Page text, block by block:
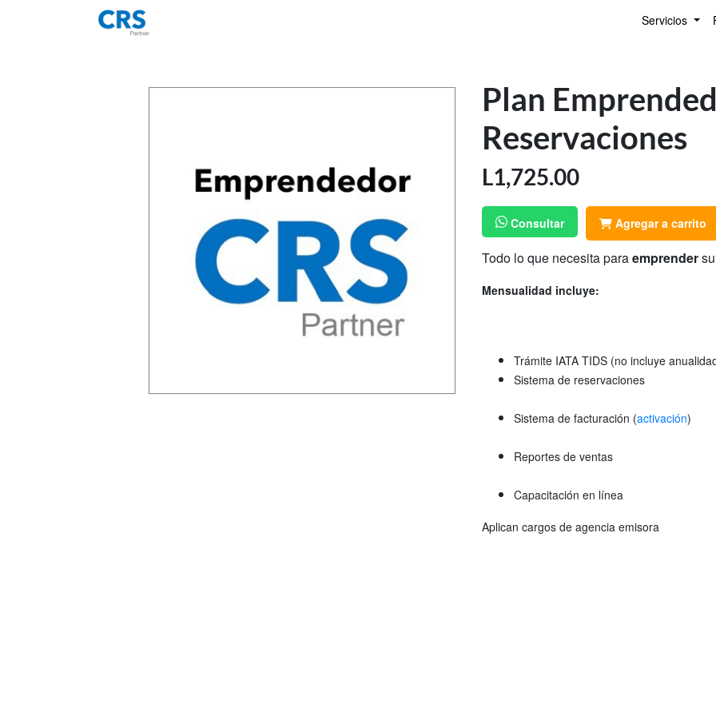
Servicios
Plan
Reservaciones
L1,725.00
Consultar Agregar a carrito
Todo lo que necesita paraemprender
Mensualidad incluye:
Trámite IATA TIDS (no incluye
Sistema de reservaciones
Sistema de facturación (activación)
Reportes de ventas
Capacitación en línea
Aplican cargos de agencia emisora